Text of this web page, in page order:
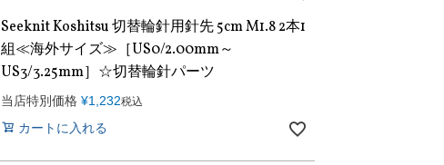
Seeknit Koshitsu 切替輪針用針先 5cm M1.8 2本1
組≪海外サイズ≫［US0/2.00mm～
US3/3.25mm］☆切替輪針パーツ
当店特別価格 ¥1,232税込
カートに入れる